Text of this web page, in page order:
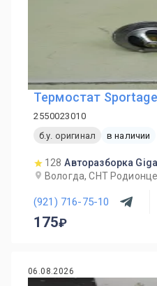
Термостат
2550023010
б.у. оригинал
в наличии
128 Авторазборка
Вологда, СНТ
(921) 716-75-10
175
06.08.2026